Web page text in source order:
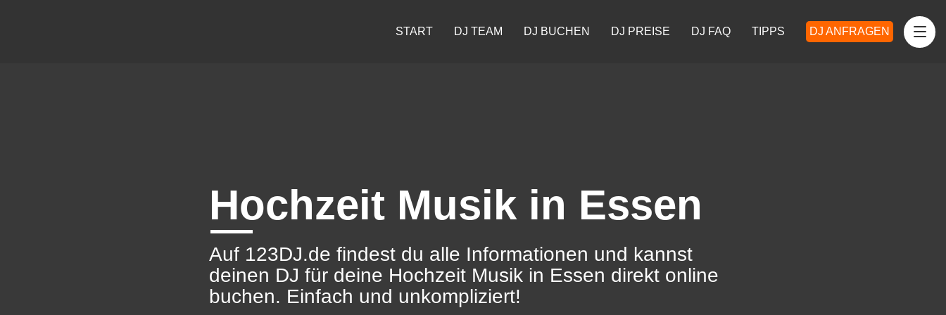
START DJ TEAM DJ BUCHEN DJ PREISE DJ FAQ TIPPS DJ ANFRAGEN
Hochzeit Musik in Essen
Auf 123DJ.de findest du alle Informationen und kannst
deinen DJ für deine Hochzeit Musik in Essen direkt online
buchen. Einfach und unkompliziert!